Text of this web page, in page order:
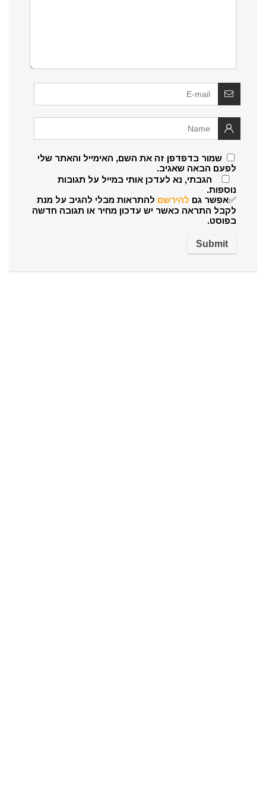
שמור בדפדפן זה את השם, האימייל והאתר שלי
לפעם הבאה שאגיב.
הגבתי, נא לעדכן אותי במייל על תגובות
נוספות.
✅אפשר גם להירשם להתראות מבלי להגיב על מנת
לקבל התראה כאשר יש עדכון מחיר או תגובה חדשה
בפוסט.